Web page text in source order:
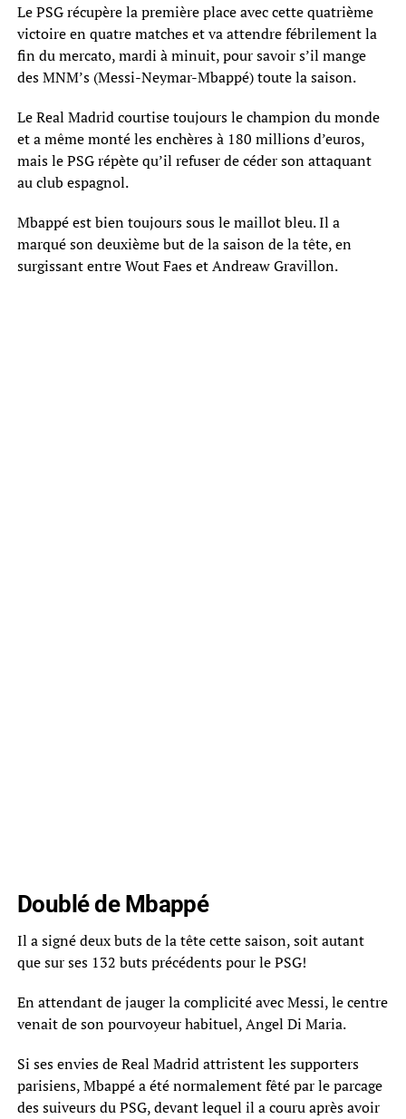
Le PSG récupère la première place avec cette quatrième
victoire en quatre matches et va attendre fébrilement la
fin du mercato, mardi à minuit, pour savoir s’il mange
des MNM’s (Messi-Neymar-Mbappé) toute la saison.
Le Real Madrid courtise toujours le champion du monde
et a même monté les enchères à 180 millions d’euros,
mais le PSG répète qu’il refuser de céder son attaquant
au club espagnol.
Mbappé est bien toujours sous le maillot bleu. Il a
marqué son deuxième but de la saison de la tête, en
surgissant entre Wout Faes et Andreaw Gravillon.
Doublé de Mbappé
Il a signé deux buts de la tête cette saison, soit autant
que sur ses 132 buts précédents pour le PSG!
En attendant de jauger la complicité avec Messi, le centre
venait de son pourvoyeur habituel, Angel Di Maria.
Si ses envies de Real Madrid attristent les supporters
parisiens, Mbappé a été normalement fêté par le parcage
des suiveurs du PSG, devant lequel il a couru après avoir